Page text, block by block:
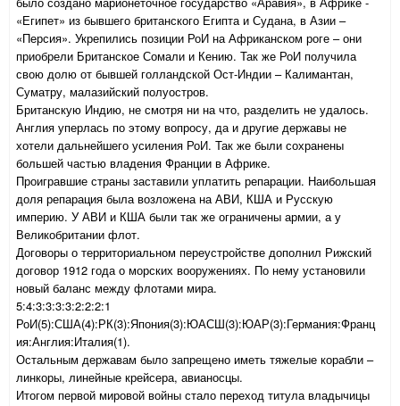
«Египет» из бывшего британского Египта и Судана, в Азии –
«Персия». Укрепились позиции РоИ на Африканском роге – они
приобрели Британское Сомали и Кению. Так же РоИ получила
свою долю от бывшей голландской Ост-Индии – Калимантан,
Суматру, малазийский полуостров.
Британскую Индию, не смотря ни на что, разделить не удалось.
Англия уперлась по этому вопросу, да и другие державы не
хотели дальнейшего усиления РоИ. Так же были сохранены
большей частью владения Франции в Африке.
Проигравшие страны заставили уплатить репарации. Наибольшая
доля репарация была возложена на АВИ, КША и Русскую
империю. У АВИ и КША были так же ограничены армии, а у
Великобритании флот.
Договоры о территориальном переустройстве дополнил Рижский
договор 1912 года о морских вооружениях. По нему установили
новый баланс между флотами мира.
5:4:3:3:3:3:2:2:2:1
РоИ(5):США(4):РК(3):Япония(3):ЮАСШ(3):ЮАР(3):Германия:Франц
ия:Англия:Италия(1).
Остальным державам было запрещено иметь тяжелые корабли –
линкоры, линейные крейсера, авианосцы.
Итогом первой мировой войны стало переход титула владычицы